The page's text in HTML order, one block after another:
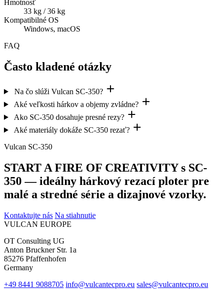
Hmotnosť
33 kg / 36 kg
Kompatibilné OS
Windows, macOS
FAQ
Často kladené otázky
Na čo slúži Vulcan SC-350?
Aké veľkosti hárkov a objemy zvládne?
Ako SC-350 dosahuje presné rezy?
Aké materiály dokáže SC-350 rezať?
Vulcan SC-350
START A FIRE OF CREATIVITY s SC-
350 — ideálny hárkový rezací ploter pre
malé a stredné série a dizajnové vzorky.
Kontaktujte nás Na stiahnutie
VULCAN EUROPE
OT Consulting UG
Anton Bruckner Str. 1a
85276 Pfaffenhofen
Germany
+49 8441 9088705 info@vulcantecpro.eu sales@vulcantecpro.eu